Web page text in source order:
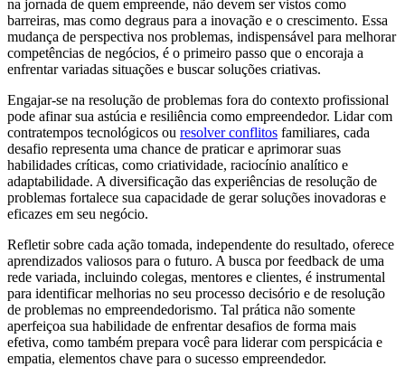
na jornada de quem empreende, não devem ser vistos como
barreiras, mas como degraus para a inovação e o crescimento. Essa
mudança de perspectiva nos problemas, indispensável para melhorar
competências de negócios, é o primeiro passo que o encoraja a
enfrentar variadas situações e buscar soluções criativas.
Engajar-se na resolução de problemas fora do contexto profissional
pode afinar sua astúcia e resiliência como empreendedor. Lidar com
contratempos tecnológicos ou resolver conflitos familiares, cada
desafio representa uma chance de praticar e aprimorar suas
habilidades críticas, como criatividade, raciocínio analítico e
adaptabilidade. A diversificação das experiências de resolução de
problemas fortalece sua capacidade de gerar soluções inovadoras e
eficazes em seu negócio.
Refletir sobre cada ação tomada, independente do resultado, oferece
aprendizados valiosos para o futuro. A busca por feedback de uma
rede variada, incluindo colegas, mentores e clientes, é instrumental
para identificar melhorias no seu processo decisório e de resolução
de problemas no empreendedorismo. Tal prática não somente
aperfeiçoa sua habilidade de enfrentar desafios de forma mais
efetiva, como também prepara você para liderar com perspicácia e
empatia, elementos chave para o sucesso empreendedor.